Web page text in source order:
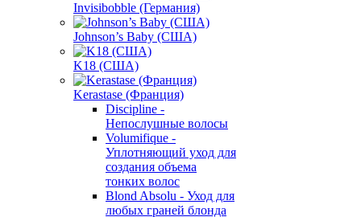
Invisibobble (Германия)
Johnson’s Baby (США)
K18 (США)
Kerastase (Франция)
Discipline -
Непослушные волосы
Volumifique -
Уплотняющий уход для
создания объема
тонких волос
Blond Absolu - Уход для
любых граней блонда